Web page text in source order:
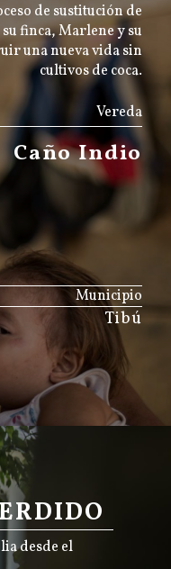
de sustitución de
finca, Marlene y su
una nueva vida sin
cultivos de coca.
Vereda
Caño Indio
Municipio
Tibú
desde el